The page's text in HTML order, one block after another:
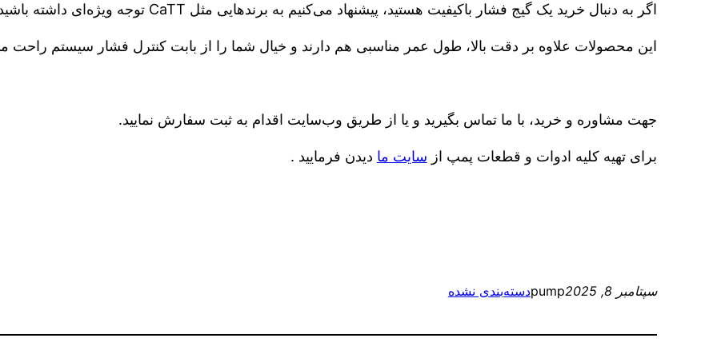
اگر به دنبال خرید یک گیج فشار باکیفیت هستید، پیشنهاد می‌کنیم به برندهایی مثل CaTT توجه ویژه‌ای داشته باشید.
این محصولات علاوه بر دقت بالا، طول عمر مناسبی هم دارند و خیال شما را از بابت کنترل فشار سیستم راحت
جهت مشاوره و خرید، با ما تماس بگیرید و یا از طریق وب‌سایت اقدام به ثبت سفارش نمایید.
برای تهیه کلیه ادوات و قطعات پمپ از سایت ما دیدن فرمایید .
سپتامبر 8, 2025 pumpدسته‌بندی نشده